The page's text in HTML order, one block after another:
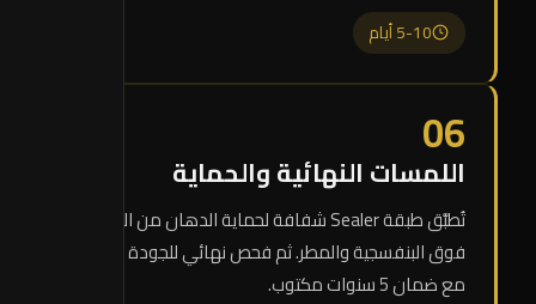
5-10 أيام
06
اللمسات النهائية والحماية
تُطبَّق طبقة Sealer شفافة لحماية الدهان من الأشعة
فوق البنفسجية والمطر. ثم فحص نهائي للجودة وتسليم
مع ضمان 5 سنوات مكتوب.